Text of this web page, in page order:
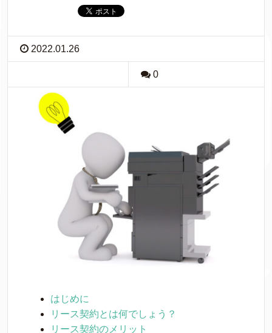
2022.01.26
0
はじめに
リース契約とは何でしょう？
リース契約のメリット